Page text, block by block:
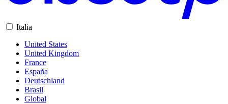
Italia
United States
United Kingdom
France
España
Deutschland
Brasil
Global